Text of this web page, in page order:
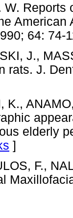
W.
American
1990; 64:
J.,
rats. J.
K.,
elderly
]
F.,